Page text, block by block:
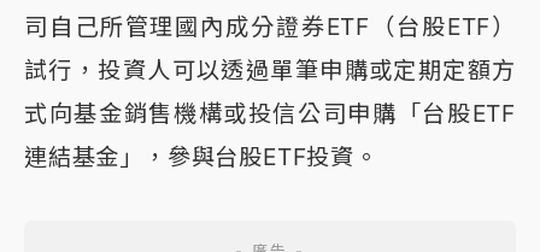
司自己所管理國內成分證券ETF（台股ETF）
試行，投資人可以透過單筆申購或定期定額方
式向基金銷售機構或投信公司申購「台股ETF
連結基金」，參與台股ETF投資。